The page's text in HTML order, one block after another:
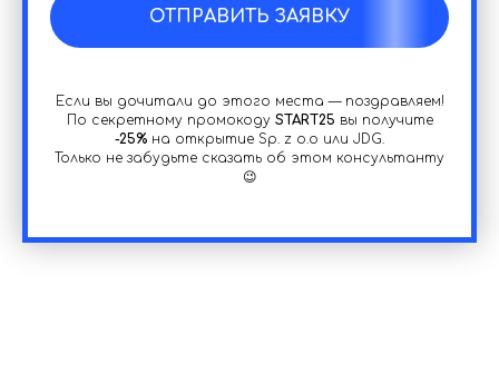
ОТПРАВИТЬ ЗАЯВКУ
Если вы дочитали до этого места — поздравляем!
По секретному промокоду START25 вы получите
-25% на открытие Sp. z o.o или JDG.
Только не забудьте сказать об этом консультанту
😉